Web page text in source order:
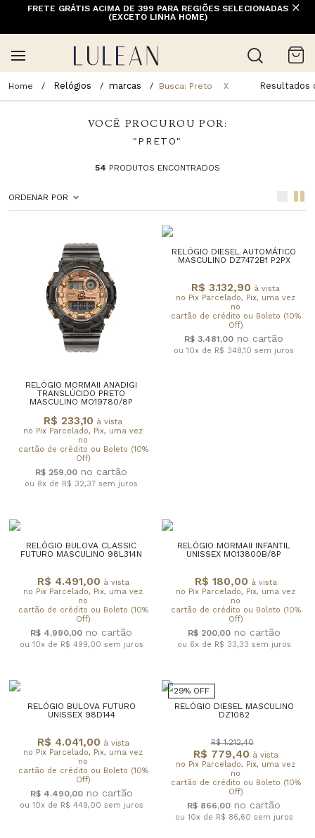
FRETE GRÁTIS ACIMA DE 399 PARA REGIÕES SELECIONADAS
(EXCETO LINHA HOME)
Relógios marcas Busca: Preto X Resultados
VOCÊ PROCUROU POR:
"PRETO"
54 PRODUTOS ENCONTRADOS
ORDENAR POR
RELÓGIO MORMAII ANADIGI
TRANSLÚCIDO PRETO
MASCULINO MO19780/8P
R$ 233,10 à vista
no Pix Parcelado, Pix, uma vez
no
cartão de crédito ou Boleto (10%
Off)
R$ 259,00
ou 8x de R$ 32,37 sem juros
RELÓGIO DIESEL AUTOMÁTICO
MASCULINO DZ7472B1 P2PX
R$ 3.132,90 à vista
no Pix Parcelado, Pix, uma vez
no
cartão de crédito ou Boleto (10%
Off)
R$ 3.481,00
ou 10x de R$ 348,10 sem juros
RELÓGIO BULOVA CLASSIC
FUTURO MASCULINO 98L314N
R$ 4.491,00 à vista
no Pix Parcelado, Pix, uma vez
no
cartão de crédito ou Boleto (10%
Off)
R$ 4.990,00
ou 10x de R$ 499,00 sem juros
RELÓGIO MORMAII INFANTIL
UNISSEX MO13800B/8P
R$ 180,00 à vista
no Pix Parcelado, Pix, uma vez
no
cartão de crédito ou Boleto (10%
Off)
R$ 200,00
ou 6x de R$ 33,33 sem juros
RELÓGIO BULOVA FUTURO
UNISSEX 98D144
R$ 4.041,00 à vista
no Pix Parcelado, Pix, uma vez
no
cartão de crédito ou Boleto (10%
Off)
R$ 4.490,00
ou 10x de R$ 449,00 sem juros
29% OFF
RELÓGIO DIESEL MASCULINO
DZ1082
R$ 779,40 à vista
no Pix Parcelado, Pix, uma vez
no
cartão de crédito ou Boleto (10%
Off)
R$ 1.212,40
R$ 866,00
ou 10x de R$ 86,60 sem juros